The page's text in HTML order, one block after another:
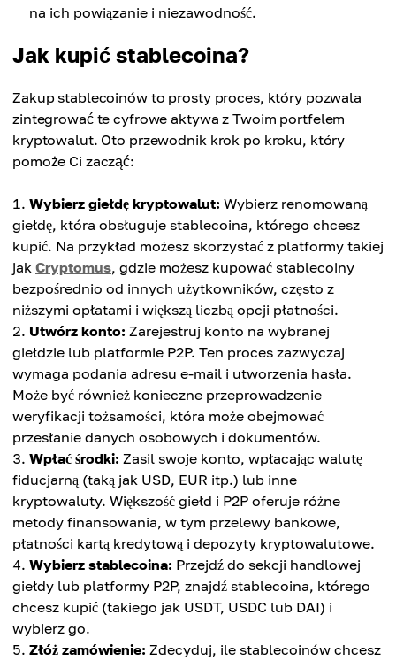
na ich powiązanie i niezawodność.
Jak kupić stablecoina?
Zakup stablecoinów to prosty proces, który pozwala
zintegrować te cyfrowe aktywa z Twoim portfelem
kryptowalut. Oto przewodnik krok po kroku, który
pomoże Ci zacząć:
Wybierz giełdę kryptowalut: Wybierz renomowaną
giełdę, która obsługuje stablecoina, którego chcesz
kupić. Na przykład możesz skorzystać z platformy takiej
jak Cryptomus, gdzie możesz kupować stablecoiny
bezpośrednio od innych użytkowników, często z
niższymi opłatami i większą liczbą opcji płatności.
Utwórz konto: Zarejestruj konto na wybranej
giełdzie lub platformie P2P. Ten proces zazwyczaj
wymaga podania adresu e-mail i utworzenia hasła.
Może być również konieczne przeprowadzenie
weryfikacji tożsamości, która może obejmować
przesłanie danych osobowych i dokumentów.
Wpłać środki: Zasil swoje konto, wpłacając walutę
fiducjarną (taką jak USD, EUR itp.) lub inne
kryptowaluty. Większość giełd i P2P oferuje różne
metody finansowania, w tym przelewy bankowe,
płatności kartą kredytową i depozyty kryptowalutowe.
Wybierz stablecoina: Przejdź do sekcji handlowej
giełdy lub platformy P2P, znajdź stablecoina, którego
chcesz kupić (takiego jak USDT, USDC lub DAI) i
wybierz go.
Złóż zamówienie: Zdecyduj, ile stablecoinów chcesz